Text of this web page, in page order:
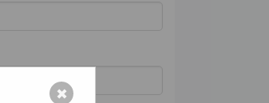
✖